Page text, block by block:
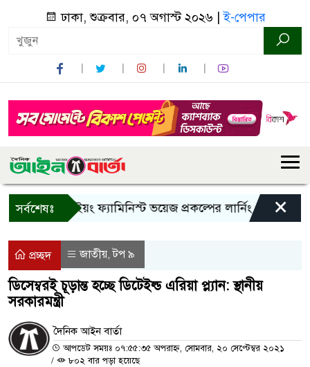
ঢাকা, শুক্রবার, ০৭ অগাস্ট ২০২৬ |ই-পেপার
সর্বশেষঃ
বান্দরবানে ইয়ং ফ্যামিনিস্ট ভয়েজ প্রকল্পের লার্নিং শেয়ারিং×
প্রচ্ছদ জাতীয়,টপ ৯
ডিসেম্বরই চূড়ান্ত হচ্ছে ডিটেইল্ড এরিয়া প্ল্যান: স্থানীয়
সরকারমন্ত্রী
দৈনিক আইন বার্তা
আপডেট সময়ঃ ০৭:৫৫:৩৫ অপরাহ্ন, সোমবার, ২০ সেপ্টেম্বর ২০২১
/
৮০২ বার পড়া হয়েছে